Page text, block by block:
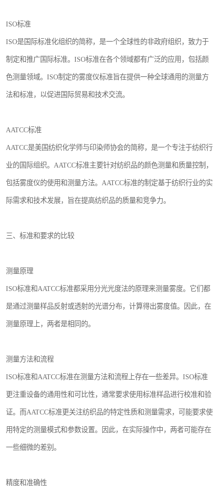
ISO标准
ISO是国际标准化组织的简称，是一个全球性的非政府组织，致力于
制定和推广国际标准。ISO标准在各个领域都有广泛的应用，包括颜
色测量领域。ISO制定的雾度仪标准旨在提供一种全球通用的测量方
法和标准，以促进国际贸易和技术交流。
AATCC标准
AATCC是美国纺织化学师与印染师协会的简称，是一个专注于纺织行
业的国际组织。AATCC标准主要针对纺织品的颜色测量和质量控制，
包括雾度仪的使用和测量方法。AATCC标准的制定基于纺织行业的实
际需求和技术发展，旨在提高纺织品的质量和竞争力。
三、标准和要求的比较
测量原理
ISO标准和AATCC标准都采用分光光度法的原理来测量雾度。它们都
是通过测量样品反射或透射的光谱分布，计算得出雾度值。因此，在
测量原理上，两者是相同的。
测量方法和流程
ISO标准和AATCC标准在测量方法和流程上存在一些差异。ISO标准
更注重设备的通用性和可比性，通常要求使用标准样品进行校准和验
证。而AATCC标准更关注纺织品的特定性质和测量需求，可能要求使
用特定的测量模式和参数设置。因此，在实际操作中，两者可能存在
一些细微的差别。
精度和准确性